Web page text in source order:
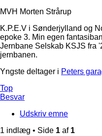
MVH Morten Strårup
K.P.E.V i Sønderjylland og
epoke 3. Min egen
Jernbane Selskab KSJS fra
jernbanen.
Yngste deltager i Peters
Top
Besvar
Udskriv emne
1 indlæg • Side 1 af 1